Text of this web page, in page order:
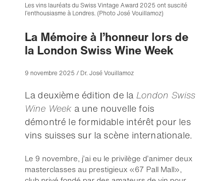
Les vins lauréats du Swiss Vintage Award 2025 ont suscité
l’enthousiasme à Londres. (Photo José Vouillamoz)
La Mémoire à l’honneur lors de
la London Swiss Wine Week
9 novembre 2025 / Dr. José Vouillamoz
La deuxième édition de la London Swiss
Wine Week a une nouvelle fois
démontré le formidable intérêt pour les
vins suisses sur la scène internationale.
Le 9 novembre, j’ai eu le privilège d’animer deux
masterclasses au prestigieux «67 Pall Mall»,